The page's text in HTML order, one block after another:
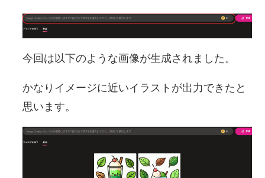
今回は以下のような画像が生成されました。
かなりイメージに近いイラストが出力できたと
思います。